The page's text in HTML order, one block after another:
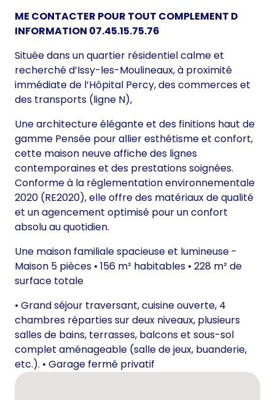
ME CONTACTER POUR TOUT COMPLEMENT D
INFORMATION 07.45.15.75.76
Située dans un quartier résidentiel calme et
recherché d’Issy-les-Moulineaux, à proximité
immédiate de l’Hôpital Percy, des commerces et
des transports (ligne N),
Une architecture élégante et des finitions haut de
gamme Pensée pour allier esthétisme et confort,
cette maison neuve affiche des lignes
contemporaines et des prestations soignées.
Conforme à la réglementation environnementale
2020 (RE2020), elle offre des matériaux de qualité
et un agencement optimisé pour un confort
absolu au quotidien.
Une maison familiale spacieuse et lumineuse -
Maison 5 pièces • 156 m² habitables • 228 m² de
surface totale
• Grand séjour traversant, cuisine ouverte, 4
chambres réparties sur deux niveaux, plusieurs
salles de bains, terrasses, balcons et sous-sol
complet aménageable (salle de jeux, buanderie,
etc.). • Garage fermé privatif